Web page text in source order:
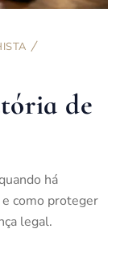
de
há
como proteger
legal.